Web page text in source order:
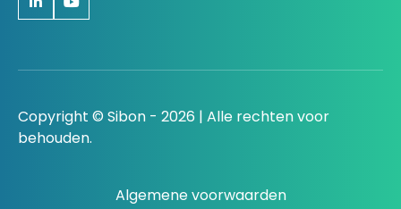
Copyright © Sibon - 2026 | Alle rechten voor
behouden.
Algemene voorwaarden